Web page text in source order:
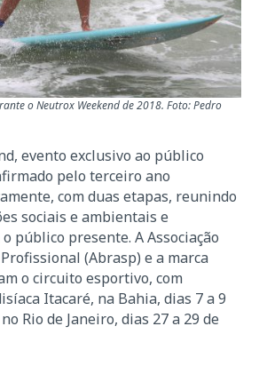
o Neutrox Weekend de 2018. Foto: Pedro
evento exclusivo ao público
pelo terceiro ano
com duas etapas, reunindo
sociais e ambientais e
público presente. A Associação
(Abrasp) e a marca
o circuito esportivo, com
Itacaré, na Bahia, dias 7 a 9
Rio de Janeiro, dias 27 a 29 de